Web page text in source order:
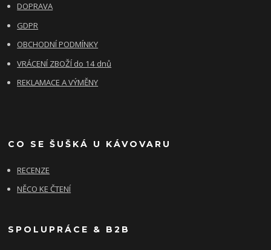
DOPRAVA
GDPR
OBCHODNÍ PODMÍNKY
VRÁCENÍ ZBOŽÍ do 14 dnů
REKLAMACE A VÝMĚNY
CO SE ŠUŠKÁ U KÁVOVARU
RECENZE
NĚCO KE ČTENÍ
SPOLUPRÁCE & B2B